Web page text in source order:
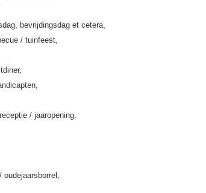
bevrijdingsdag et cetera,
/ tuinfeest,
/ jaaropening,
oudejaarsborrel,